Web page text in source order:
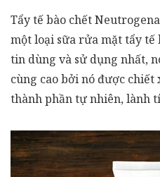
Tẩy tế bào chết
một loại sữa rửa mặt tẩy
tin dùng và sử dụng nhất,
cùng cao bởi nó được chiết
thành phần tự nhiên, lành